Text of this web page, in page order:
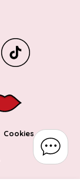
Cookies